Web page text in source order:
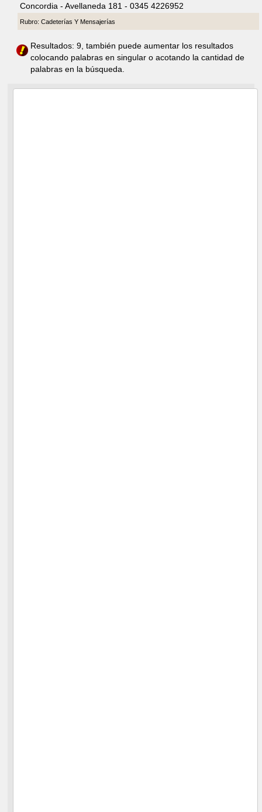
Concordia - Avellaneda 181 - 0345 4226952
Rubro: Cadeterías Y Mensajerías
Resultados: 9, también puede aumentar los resultados
colocando palabras en singular o acotando la cantidad de
palabras en la búsqueda.